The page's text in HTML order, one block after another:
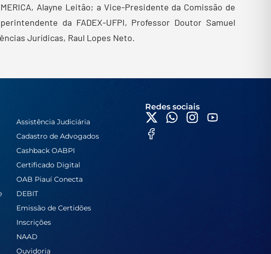
Alayne Leitão; a Vice-Presidente da Comissão de
da FADEX-UFPI, Professor Doutor Samuel
Jurídicas, Raul Lopes Neto.
Assistência Judiciária
Cadastro de Advogados
Cashback OABPI
Certificado Digital
OAB Piauí Conecta
DEBIT
Emissão de Certidões
Inscrições
NAAD
Ouvidoria
Redes sociais